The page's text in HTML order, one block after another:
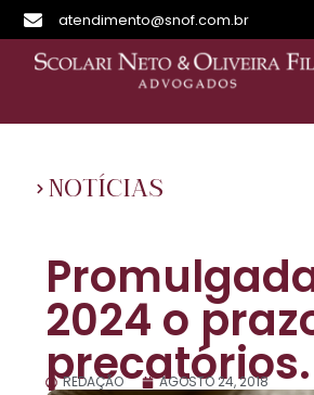
atendimento@snof.com.br
NOTÍCIAS
2024 o
precatórios.
REDAÇÃO AGOSTO 24, 2018